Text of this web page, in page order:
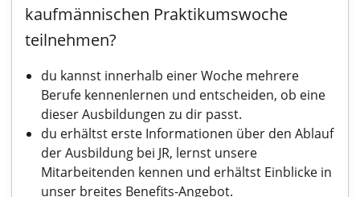
kaufmännischen Praktikumswoche
teilnehmen?
du kannst innerhalb einer Woche mehrere
Berufe kennenlernen und entscheiden, ob eine
dieser Ausbildungen zu dir passt.
du erhältst erste Informationen über den Ablauf
der Ausbildung bei JR, lernst unsere
Mitarbeitenden kennen und erhältst Einblicke in
unser breites Benefits-Angebot.